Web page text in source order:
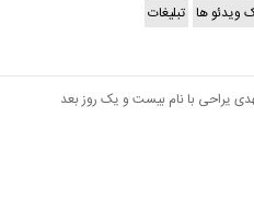
ویدئو ها تبلیغات
یراحی با نام بیست و یک روز بعد